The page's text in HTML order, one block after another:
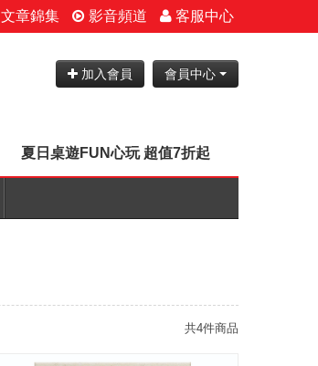
文章錦集 影音頻道 客服中心
加入會員 會員中心
夏日桌遊FUN心玩 超值7折起
共4件商品